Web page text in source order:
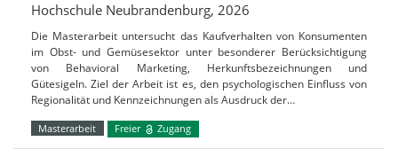
Hochschule Neubrandenburg, 2026
Die Masterarbeit untersucht das Kaufverhalten von Konsumenten
im Obst- und Gemüsesektor unter besonderer Berücksichtigung
von Behavioral Marketing, Herkunftsbezeichnungen und
Gütesigeln. Ziel der Arbeit ist es, den psychologischen Einfluss von
Regionalität und Kennzeichnungen als Ausdruck der…
Masterarbeit Freier Zugang